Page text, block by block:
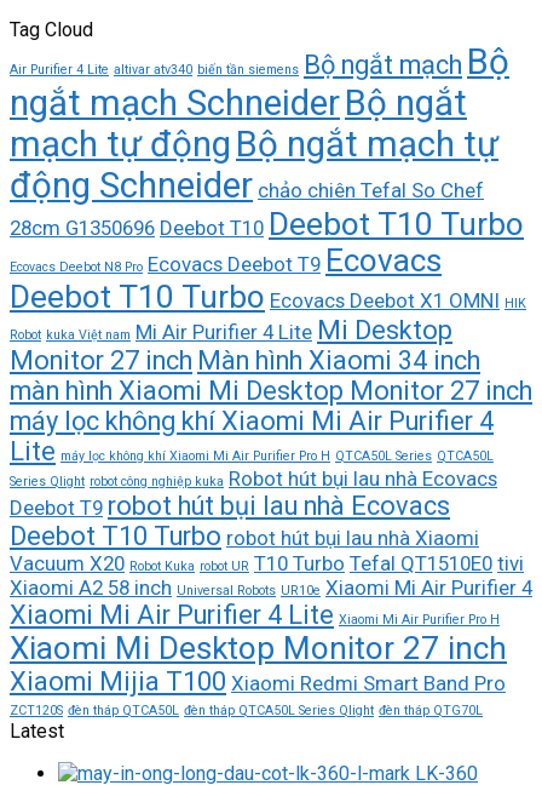
Tag Cloud
Air Purifier 4 Lite altivar atv340 biến tần siemens Bộ ngắt mạch Bộ
ngắt mạch SchneiderBộ ngắt
mạch tự động Bộ ngắt mạch tự
động Schneider chảo chiên Tefal So Chef
28cm G1350696 Deebot T10 Deebot T10 Turbo
Ecovacs Deebot N8 Pro Ecovacs Deebot T9 Ecovacs
Deebot T10 Turbo Ecovacs Deebot X1 OMNI HIK
Robot kuka Việt nam Mi Air Purifier 4 Lite Mi Desktop
Monitor 27 inch Màn hình Xiaomi 34 inch
màn hình Xiaomi Mi Desktop Monitor 27 inch
máy lọc không khí Xiaomi Mi Air Purifier 4
Lite máy lọc không khí Xiaomi Mi Air Purifier Pro H QTCA50L Series QTCA50L
Series Qlight robot công nghiệp kuka Robot hút bụi lau nhà Ecovacs
Deebot T9 robot hút bụi lau nhà Ecovacs
Deebot T10 Turbo robot hút bụi lau nhà Xiaomi
Vacuum X20 Robot Kuka robot UR T10 Turbo Tefal QT1510E0 tivi
Xiaomi A2 58 inch Universal Robots UR10e Xiaomi Mi Air Purifier 4
Xiaomi Mi Air Purifier 4 Lite Xiaomi Mi Air Purifier Pro H
Xiaomi Mi Desktop Monitor 27 inch
Xiaomi Mijia T100 Xiaomi Redmi Smart Band Pro
ZCT120S đèn tháp QTCA50L đèn tháp QTCA50L Series Qlight đèn tháp QTG70L
Latest
LK-360